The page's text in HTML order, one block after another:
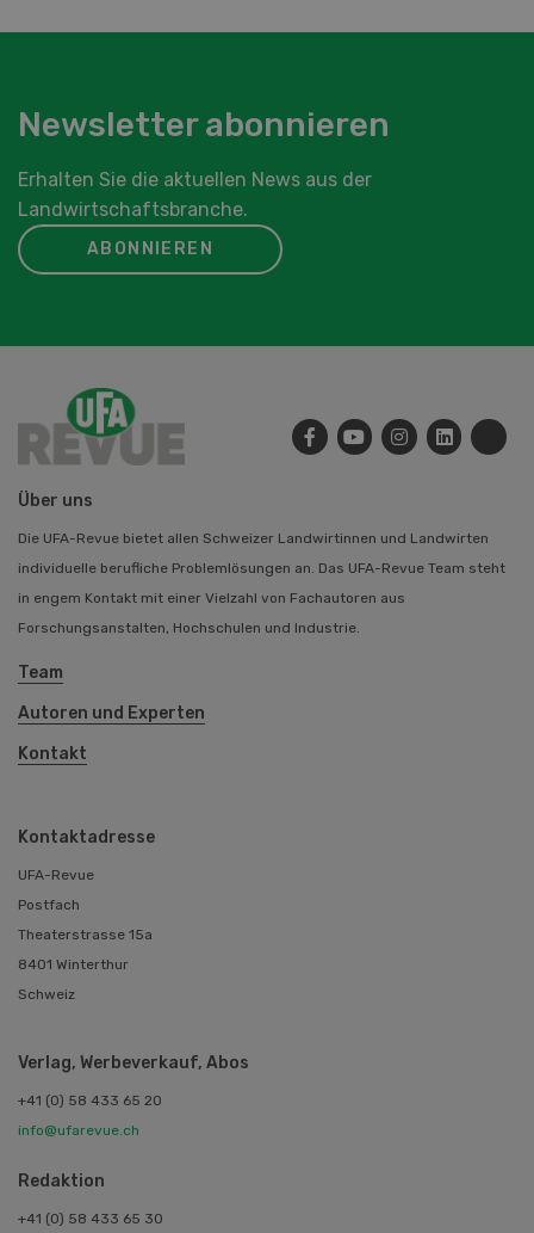
Newsletter abonnieren
Erhalten Sie die aktuellen News aus der
Landwirtschaftsbranche.
ABONNIEREN
Über uns
Die UFA-Revue bietet allen Schweizer Landwirtinnen und Landwirten
individuelle berufliche Problemlösungen an. Das UFA-Revue Team steht
in engem Kontakt mit einer Vielzahl von Fachautoren aus
Forschungsanstalten, Hochschulen und Industrie.
Team
Autoren und Experten
Kontakt
Kontaktadresse
UFA-Revue
Postfach
Theaterstrasse 15a
8401 Winterthur
Schweiz
Verlag, Werbeverkauf, Abos
+41 (0) 58 433 65 20
info@ufarevue.ch
Redaktion
+41 (0) 58 433 65 30